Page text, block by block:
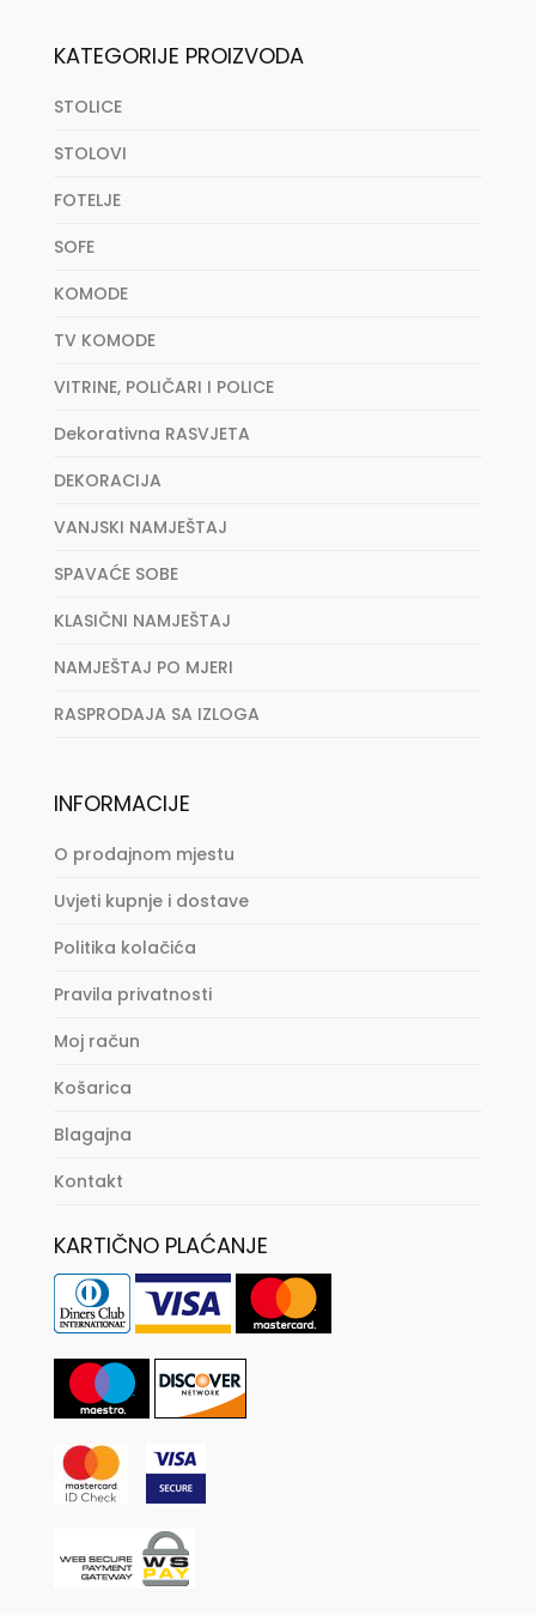
KATEGORIJE PROIZVODA
STOLICE
STOLOVI
FOTELJE
SOFE
KOMODE
TV KOMODE
VITRINE, POLIČARI I POLICE
Dekorativna RASVJETA
DEKORACIJA
VANJSKI NAMJEŠTAJ
SPAVAĆE SOBE
KLASIČNI NAMJEŠTAJ
NAMJEŠTAJ PO MJERI
RASPRODAJA SA IZLOGA
INFORMACIJE
O prodajnom mjestu
Uvjeti kupnje i dostave
Politika kolačića
Pravila privatnosti
Moj račun
Košarica
Blagajna
Kontakt
KARTIČNO PLAĆANJE